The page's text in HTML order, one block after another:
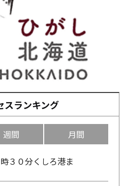
スランキング
週間 月間
３０分くしろ港ま